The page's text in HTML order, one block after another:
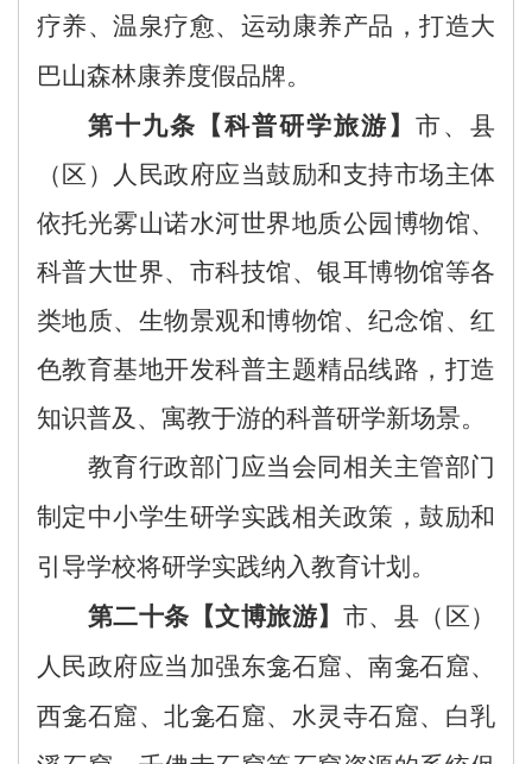
疗养、温泉疗愈、运动康养产品，打造大
巴山森林康养度假品牌。
第十九条 【 科普研学旅游】市、县
（区）人民政府应当鼓励和支持市场主体
依托光雾山诺水河世界地质公园博物馆、
科普大世界、市科技馆、银耳博物馆等各
类地质、生物景观和博物馆、纪念馆、红
色教育基地开发科普主题精品线路，打造
知识普及、寓教于游的科普研学新场景。
教育行政部门应当会同相关主管部门
制定中小学生研学实践相关政策，鼓励和
引导学校将研学实践纳入教育计划。
第二十条 【文博旅游】 市、县 （区）
人民政府应当 加强东龛石窟、南龛石窟、
西龛石窟、北龛石窟、水灵寺石窟、白乳